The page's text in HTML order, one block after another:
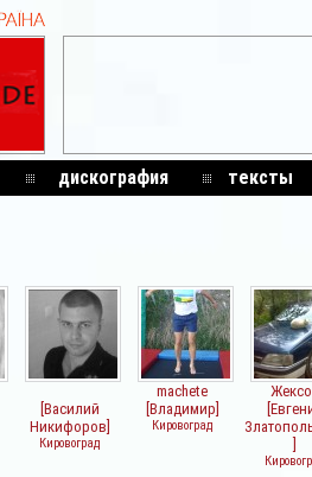
дискография тексты
[Василий
Никифоров]
Кировоград
machete
[Владимир]
Кировоград